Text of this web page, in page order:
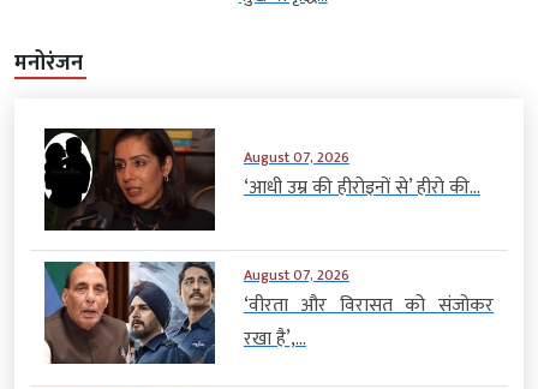
मनोरंजन
August 07, 2026
‘आधी उम्र की हीरोइनों से’ हीरो की...
August 07, 2026
‘वीरता और विरासत को संजोकर
रखा है’,...